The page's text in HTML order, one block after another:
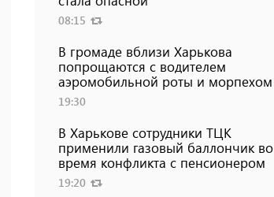
08:15
В громаде вблизи Харькова
попрощаются с водителем
аэромобильной роты и морпехом
19:30
В Харькове сотрудники ТЦК
применили газовый баллончик во
время конфликта с пенсионером
19:20